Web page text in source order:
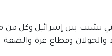
نشبت بين إسرائيل وكل من
والجولان وقطاع غزة